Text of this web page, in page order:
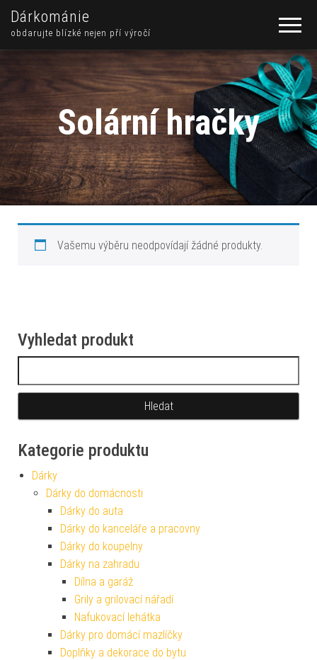
Dárkománie
obdarujte blízké nejen pří výročí
Solární hračky
Vašemu výběru neodpovídají žádné produkty.
Vyhledat produkt
Kategorie produktu
Dárky
Dárky do domácnosti
Dárky do auta
Dárky do kanceláře a pracovny
Dárky do koupelny
Dárky na zahradu
Dílna a garáž
Grily a grilovací nářadí
Nafukovací lehátka
Dárky pro domácí mazlíčky
Doplňky a dekorace do bytu